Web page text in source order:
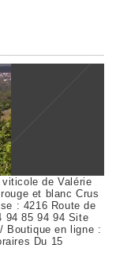
de Valérie
et blanc Crus
: 4216 Route de
94 85 94 94 Site
Boutique en ligne :
Du 15